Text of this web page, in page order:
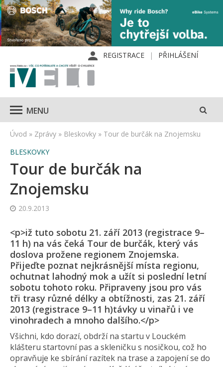
REGISTRACE PŘIHLÁŠENÍ
MENU
Úvod » Zprávy » Bleskovky » Tour de burčák na Znojemsku
BLESKOVKY
Tour de burčák na
Znojemsku
20.9.2013
<p>iž tuto sobotu 21. září 2013 (registrace 9–
11 h) na vás čeká Tour de burčák, který vás
doslova prožene regionem Znojemska.
Přijeďte poznat nejkrásnější místa regionu,
ochutnat lahodný mok a užít si poslední letní
sobotu tohoto roku. Připraveny jsou pro vás
tři trasy různé délky a obtížnosti, zas 21. září
2013 (registrace 9–11 h)távky u vinařů i ve
vinohradech a mnoho dalšího.</p>
Všichni, kdo dorazí, obdrží na startu v Louckém
klášteru startovní pas a skleničku s nosičkou, což ho
opravňuje ke sbírání razítek na trase a zapojení se do